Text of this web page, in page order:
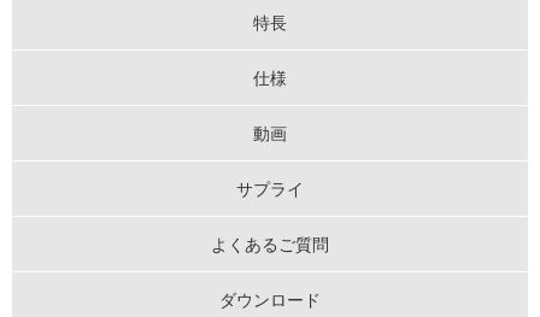
特長
仕様
動画
サプライ
よくあるご質問
ダウンロード